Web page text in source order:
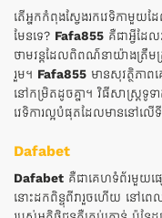
តើអ្នកកំពុងស្វែងរកវេទិកាមួយ
មែនទេ? Fafa855 គឺជាអ្វីដែ
ថាមវន្តដែលពិពណ៌នាយ៉ាងត្រឹមត្
រួម។ Fafa855 មានសុវត្ថិភា
នៅកម្រិតដូចគ្នា។ វិធីសាស្រ្តទូទ
វេទិការល្អបំផុតដែលមាននៅលើទី
Dafabet
Dafabet គឺជាគេហទំព័រមួយផ្
នោះដកពិន្ទុពីវារួចហើយ នៅព